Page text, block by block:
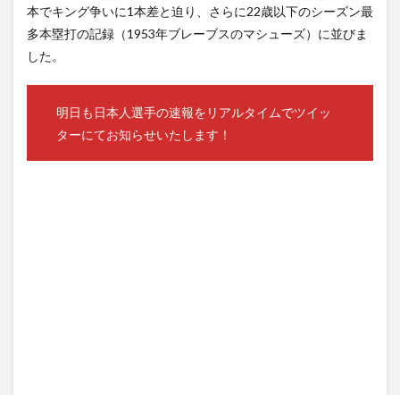
間
10
月4
日）
15
試合
★日
本人
本でキング争いに1本差と迫り、さらに22歳以下のシーズン最
多本塁打の記録（1953年ブレーブスのマシューズ）に並びま
した。
明日も日本人選手の速報をリアルタイムでツイッ
ターにてお知らせいたします！